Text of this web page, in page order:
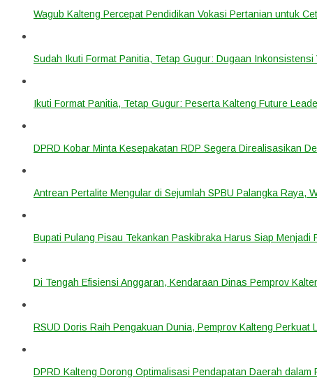
Wagub Kalteng Percepat Pendidikan Vokasi Pertanian untuk
Sudah Ikuti Format Panitia, Tetap Gugur: Dugaan
Ikuti Format Panitia, Tetap Gugur: Peserta Kalteng Future
DPRD Kobar Minta Kesepakatan RDP Segera Direalisasikan
Antrean Pertalite Mengular di Sejumlah SPBU Palangka Raya,
Bupati Pulang Pisau Tekankan Paskibraka Harus Siap Menjadi
Di Tengah Efisiensi Anggaran, Kendaraan Dinas Pemprov
RSUD Doris Raih Pengakuan Dunia, Pemprov Kalteng Perkuat
DPRD Kalteng Dorong Optimalisasi Pendapatan Daerah dalam